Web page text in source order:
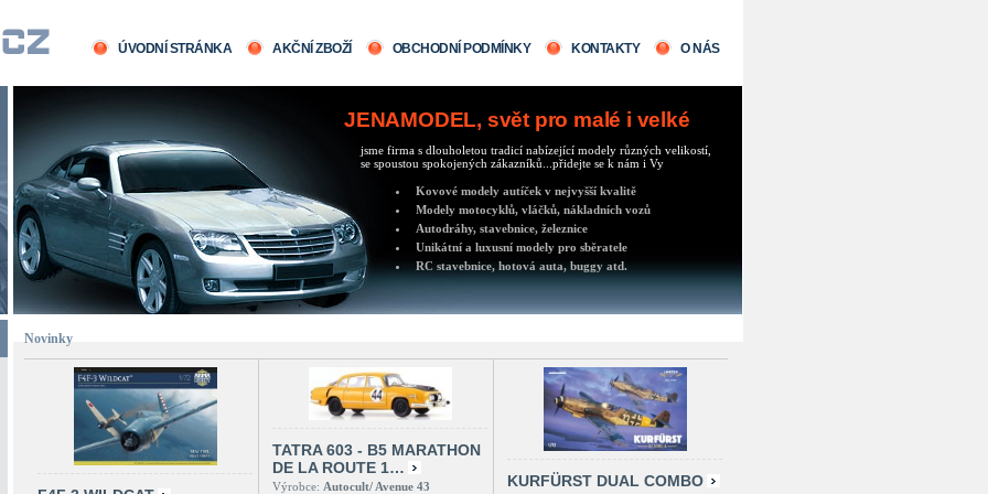
ÚVODNÍ STRÁNKA AKČNÍ ZBOŽÍ OBCHODNÍ PODMÍNKY KONTAKTY O NÁS
JENAMODEL, svět pro malé i velké
jsme firma s dlouholetou tradicí nabízející modely různých velikostí,
se spoustou spokojených zákazníků...přidejte se k nám i Vy
Kovové modely autíček v nejvyšší kvalitě
Modely motocyklů, vláčků, nákladních vozů
Autodráhy, stavebnice, železnice
Unikátní a luxusní modely pro sběratele
RC stavebnice, hotová auta, buggy atd.
Novinky
TATRA 603 - B5 MARATHON
DE LA ROUTE 1…
Výrobce: Autocult/ Avenue 43 KURFÜRST DUAL COMBO